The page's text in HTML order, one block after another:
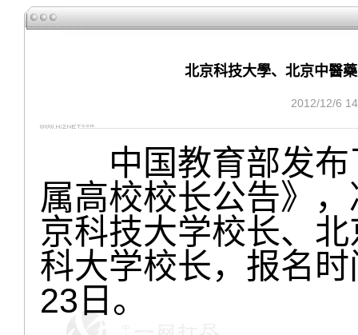
北京科技大學、北京中醫
2012/12/6
中国教育部发布
属高校校长公告》
京科技大学校长、
科大学校长，报名
23日。